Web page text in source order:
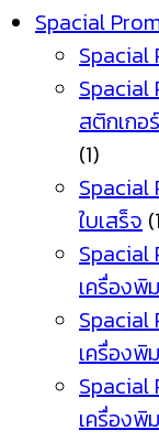
Spacial
Spacial
Spacial
สติกเกอ
(1)
Spacial
ใบเสร็จ
Spacial
เครื่องพิ
Spacial
เครื่องพิ
Spacial
เครื่องพิ